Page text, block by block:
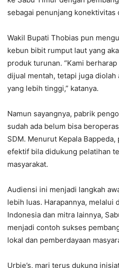
sebagai penunjang konektivitas
Wakil Bupati Thobias pun
kebun bibit rumput laut yang
produk turunan. “Kami
dijual mentah, tetapi juga
yang lebih tinggi,” katanya.
Namun sayangnya, pabrik
sudah ada belum bisa
SDM. Menurut Kepala
efektif bila didukung pelatihan
masyarakat.
Audiensi ini menjadi langkah
lebih luas. Harapannya, melalui
Indonesia dan mitra lainnya,
menjadi contoh sukses
lokal dan pemberdayaan
Urbie’s, mari terus dukung